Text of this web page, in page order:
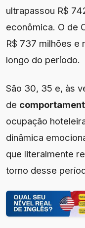
ultrapassou R$
econômica. O de
R$ 737 milhões e
longo do período.
São 30, 35 e, às
de
ocupação
dinâmica
que literalmente
torno desse